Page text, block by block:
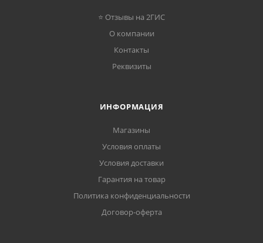
⭐ Отзывы на 2ГИС
О компании
Контакты
Реквизиты
ИНФОРМАЦИЯ
Магазины
Условия оплаты
Условия доставки
Гарантия на товар
Политика конфиденциальности
Договор-оферта